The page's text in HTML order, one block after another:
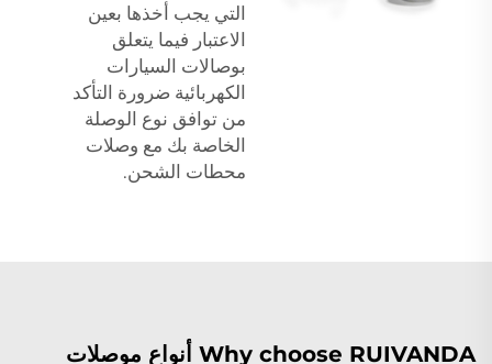
التي يجب أخذها بعين
الاعتبار فيما يتعلق
بوصالات السيارات
الكهربائية ضرورة التأكد
من توافق نوع الوصلة
الخاصة بك مع وصلات
محطات الشحن.
Why choose RUIVANDA أنواع موصلات